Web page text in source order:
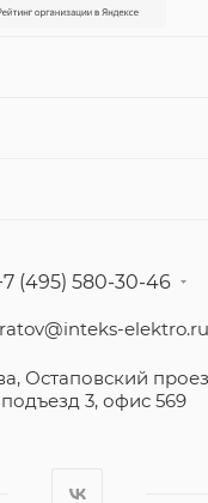
(495) 580-30-46
elektro.ru
Остаповский
подъезд 3, офис 569